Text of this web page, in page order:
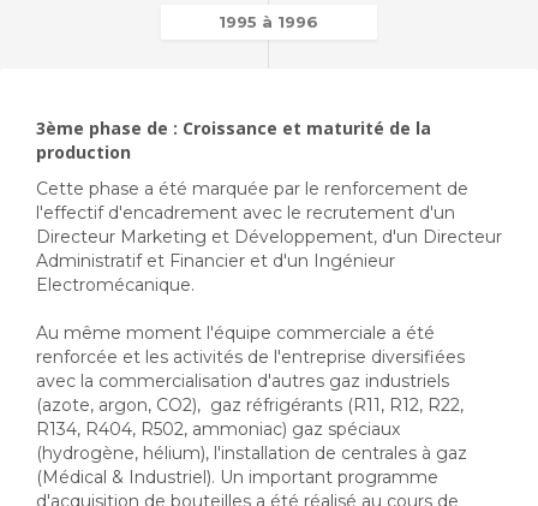
1995 à 1996
3ème phase de : Croissance et maturité de la
production
Cette phase a été marquée par le renforcement de
l'effectif d'encadrement avec le recrutement d'un
Directeur Marketing et Développement, d'un Directeur
Administratif et Financier et d'un Ingénieur
Electromécanique.
Au même moment l'équipe commerciale a été
renforcée et les activités de l'entreprise diversifiées
avec la commercialisation d'autres gaz industriels
(azote, argon, CO2), gaz réfrigérants (R11, R12, R22,
R134, R404, R502, ammoniac) gaz spéciaux
(hydrogène, hélium), l'installation de centrales à gaz
(Médical & Industriel). Un important programme
d'acquisition de bouteilles a été réalisé au cours de